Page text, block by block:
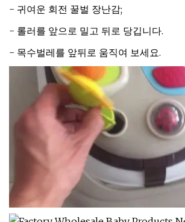
- 귀여운 회전 꿀벌 장난감;
- 롤러를 앞으로 밀고 뒤로 당깁니다.
- 목수벌레를 앞뒤로 움직여 보세요.